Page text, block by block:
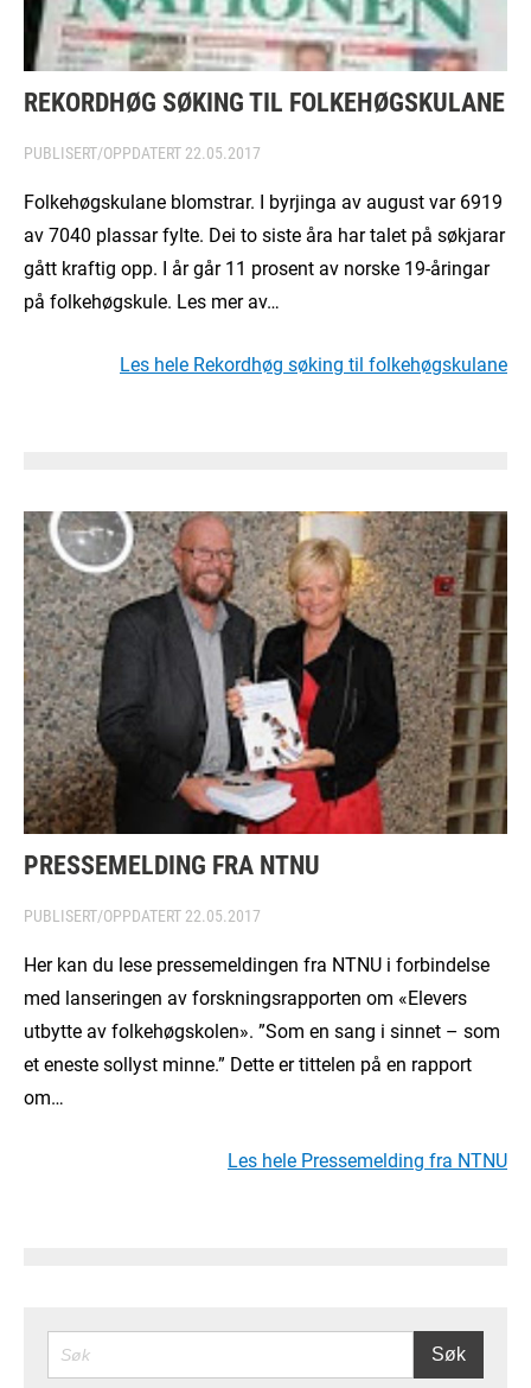
REKORDHØG SØKING TIL FOLKEHØGSKULANE
PUBLISERT/OPPDATERT 22.05.2017
Folkehøgskulane blomstrar. I byrjinga av august var 6919
av 7040 plassar fylte. Dei to siste åra har talet på søkjarar
gått kraftig opp. I år går 11 prosent av norske 19-åringar
på folkehøgskule. Les mer av…
Les hele Rekordhøg søking til folkehøgskulane
PRESSEMELDING FRA NTNU
PUBLISERT/OPPDATERT 22.05.2017
Her kan du lese pressemeldingen fra NTNU i forbindelse
med lanseringen av forskningsrapporten om «Elevers
utbytte av folkehøgskolen». ”Som en sang i sinnet – som
et eneste sollyst minne.” Dette er tittelen på en rapport
om…
Les hele Pressemelding fra NTNU
SØK Søk